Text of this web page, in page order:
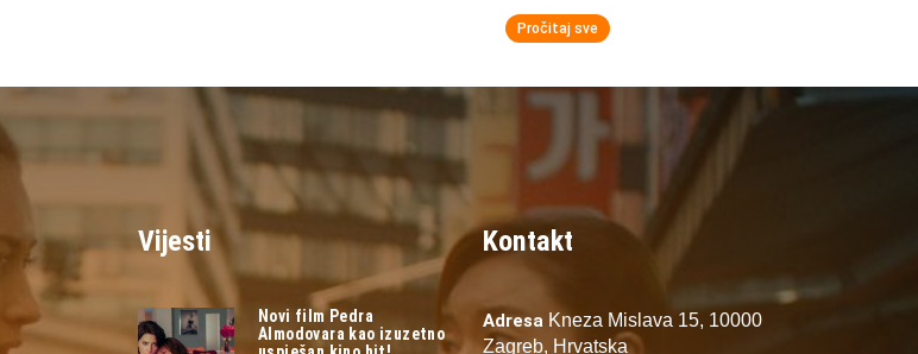
Pročitaj sve
Vijesti
Novi film Pedra
Almodovara kao izuzetno
Kontakt
Adresa Kneza Mislava 15, 10000
Zagreb, Hrvatska